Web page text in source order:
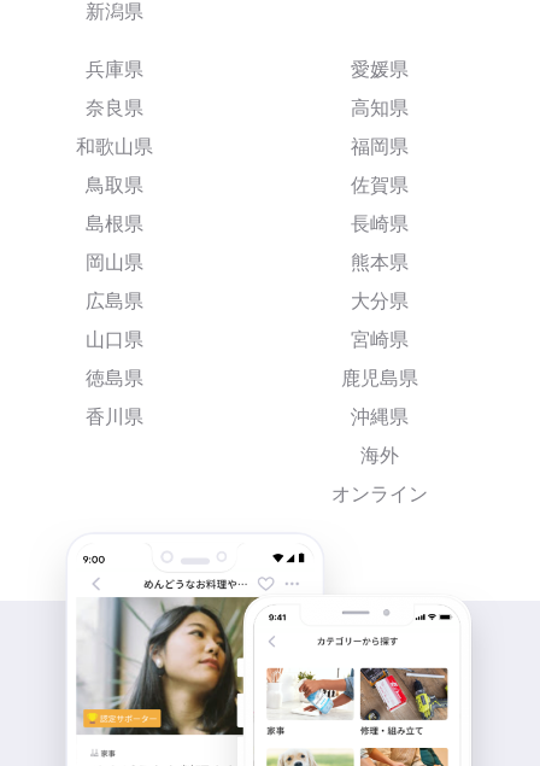
新潟県
兵庫県
奈良県
和歌山県
鳥取県
島根県
岡山県
広島県
山口県
徳島県
香川県
愛媛県
高知県
福岡県
佐賀県
長崎県
熊本県
大分県
宮崎県
鹿児島県
沖縄県
海外
オンライン